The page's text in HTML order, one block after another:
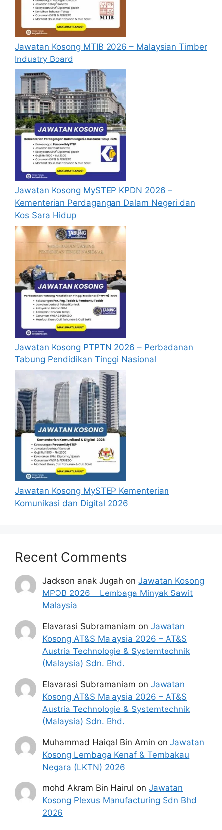
Jawatan Kosong MTIB 2026 – Malaysian Timber
Industry Board
Jawatan Kosong MySTEP KPDN 2026 –
Kementerian Perdagangan Dalam Negeri dan
Kos Sara Hidup
Jawatan Kosong PTPTN 2026 – Perbadanan
Tabung Pendidikan Tinggi Nasional
Jawatan Kosong MySTEP Kementerian
Komunikasi dan Digital 2026
Recent Comments
Jackson anak Jugah onJawatan Kosong
MPOB 2026 – Lembaga Minyak Sawit
Malaysia
Elavarasi Subramaniam onJawatan
Kosong AT&S Malaysia 2026 – AT&S
Austria Technologie & Systemtechnik
(Malaysia) Sdn. Bhd.
Elavarasi Subramaniam onJawatan
Kosong AT&S Malaysia 2026 – AT&S
Austria Technologie & Systemtechnik
(Malaysia) Sdn. Bhd.
Muhammad Haiqal Bin Amin onJawatan
Kosong Lembaga Kenaf & Tembakau
Negara (LKTN) 2026
mohd Akram Bin Hairul onJawatan
Kosong Plexus Manufacturing Sdn Bhd
2026